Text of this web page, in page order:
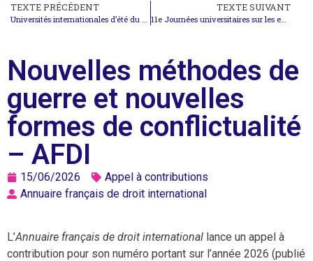
TEXTE PRÉCÉDENT TEXTE SUIVANT
Nouvelles méthodes de
guerre et nouvelles
formes de conflictualité
– AFDI
15/06/2026
Appel à contributions
Annuaire français de droit international
L’Annuaire français de droit international lance un appel à
contribution pour son numéro portant sur l’année 2026 (publié